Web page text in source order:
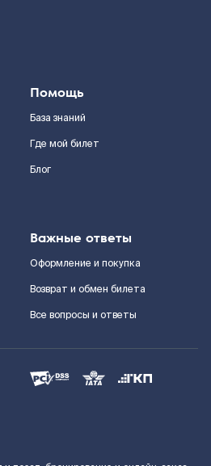
Помощь
База знаний
Где мой билет
Блог
Важные ответы
Оформление и покупка
Возврат и обмен билета
Все вопросы и ответы